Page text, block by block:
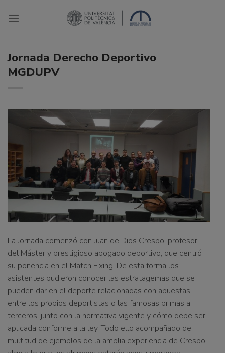
Jornada Derecho Deportivo
MGDUPV
La Jornada comenzó conJuan de Dios Crespo, profesor
del Máster y prestigioso abogado deportivo, que centró
su ponencia en el Match Fixing. De esta forma los
asistentes pudieron conocer las estratagemas que se
pueden dar en el deporte relacionadas con apuestas
entre los propios deportistas o las famosas primas a
terceros, junto con la normativa vigente y cómo debe ser
aplicada conforme a la ley. Todo ello acompañado de
multitud de ejemplos de la amplia experiencia de Crespo,